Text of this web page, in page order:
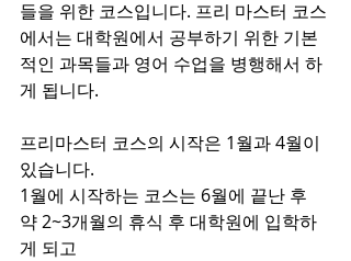
들을 위한 코스입니다. 프리 마스터 코스
에서는 대학원에서 공부하기 위한 기본
적인 과목들과 영어 수업을 병행해서 하
게 됩니다.
프리마스터 코스의 시작은 1월과 4월이
있습니다.
1월에 시작하는 코스는 6월에 끝난 후
약 2~3개월의 휴식 후 대학원에 입학하
게 되고